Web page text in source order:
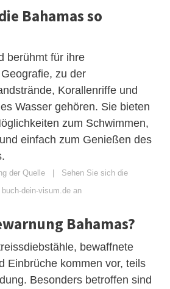
Bahamas so
berühmt für ihre
zu der
Korallenriffe und
Wasser gehören. Sie bieten
zum Schwimmen,
einfach zum Genießen des
der Quelle | Sehen Sie sich die
dein-visum.de an
Bahamas?
bewaffnete
Einbrüche kommen vor, teils
Besonders betroffen sind